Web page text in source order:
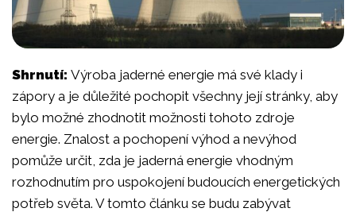
Shrnutí: Výroba jaderné energie má své klady i
zápory a je důležité pochopit všechny její stránky, aby
bylo možné zhodnotit možnosti tohoto zdroje
energie. Znalost a pochopení výhod a nevýhod
pomůže určit, zda je jaderná energie vhodným
rozhodnutím pro uspokojení budoucích energetických
potřeb světa. V tomto článku se budu zabývat